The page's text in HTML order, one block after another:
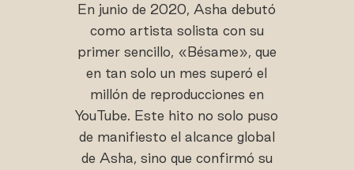
En junio de 2020, Asha debutó
como artista solista con su
primer sencillo, «Bésame», que
en tan solo un mes superó el
millón de reproducciones en
YouTube. Este hito no solo puso
de manifiesto el alcance global
de Asha, sino que confirmó su